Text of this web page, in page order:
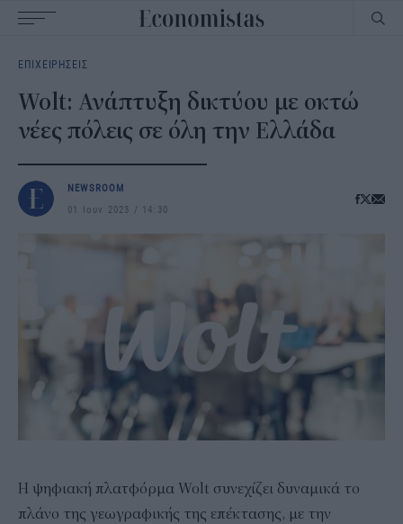
navigation
ΕΠΙΧΕΙΡΗΣΕΙΣ
Wolt: Ανάπτυξη δικτύου με οκτώ
νέες πόλεις σε όλη την Ελλάδα
NEWSROOM
01 Ιουν 2023
14:30
Η ψηφιακή πλατφόρμα Wolt συνεχίζει δυναμικά το
πλάνο της γεωγραφικής της επέκτασης, με την